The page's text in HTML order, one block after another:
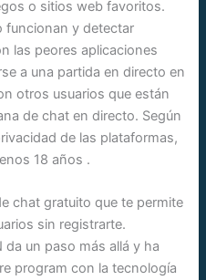
o sitios web favoritos.
funcionan y detectar
las peores aplicaciones
a una partida en directo en
otros usuarios que están
de chat en directo. Según
de las plataformas,
18 años .
chat gratuito que te permite
sin registrarte.
da un paso más allá y ha
program con la tecnología